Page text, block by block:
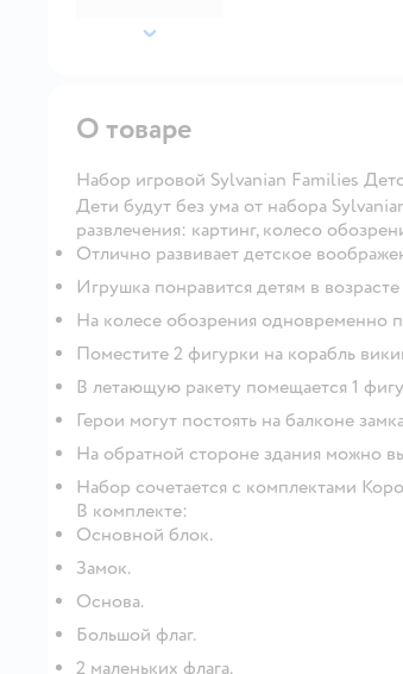
далее
О товаре
Набор игровой Sylvanian Families
Дети будут без ума от набора
развлечения: картинг, колесо
Отлично развивает детское
Игрушка понравится детям в
На колесе обозрения одновременно
Поместите 2 фигурки на корабль
В летающую ракету помещается 1
Герои могут постоять на балконе
На обратной стороне здания можно
Набор сочетается с комплектами
В комплекте:
Основной блок.
Замок.
Основа.
Большой флаг.
2 маленьких флага.